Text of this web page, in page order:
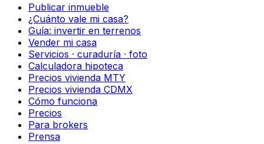
Publicar inmueble
¿Cuánto vale mi casa?
Guía: invertir en terrenos
Vender mi casa
Servicios · curaduría · foto
Calculadora hipoteca
Precios vivienda MTY
Precios vivienda CDMX
Cómo funciona
Precios
Para brokers
Prensa